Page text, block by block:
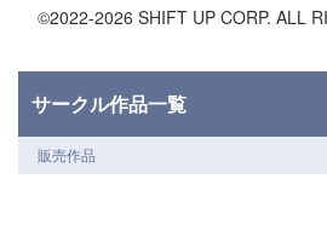
©2022-2026 SHIFT UP CORP. ALL
サークル作品一覧
販売作品